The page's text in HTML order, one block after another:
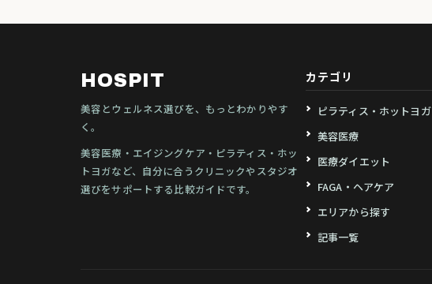
HOSPIT
美容とウェルネス選びを、もっとわかりやす
く。
美容医療・エイジングケア・ピラティス・ホッ
トヨガなど、自分に合うクリニックやスタジオ
選びをサポートする比較ガイドです。
カテゴリ
ピラティス・ホットヨガ
美容医療
医療ダイエット
FAGA・ヘアケア
エリアから探す
記事一覧